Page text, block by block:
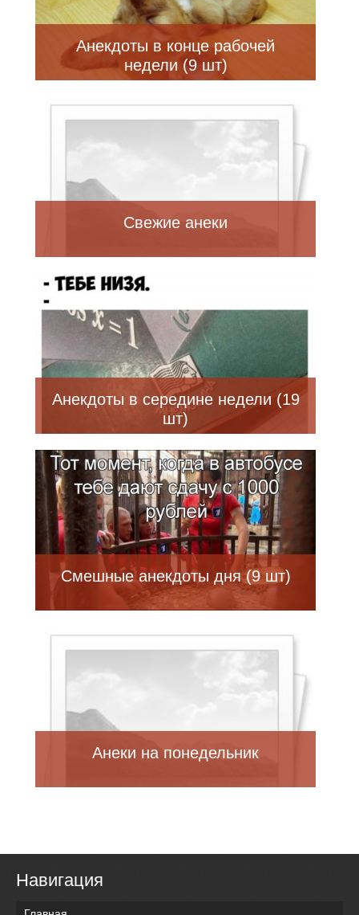
Анекдоты в конце рабочей
недели (9 шт)
Свежие анеки
Анекдоты в середине недели (19
шт)
Смешные анекдоты дня (9 шт)
Анеки на понедельник
Навигация